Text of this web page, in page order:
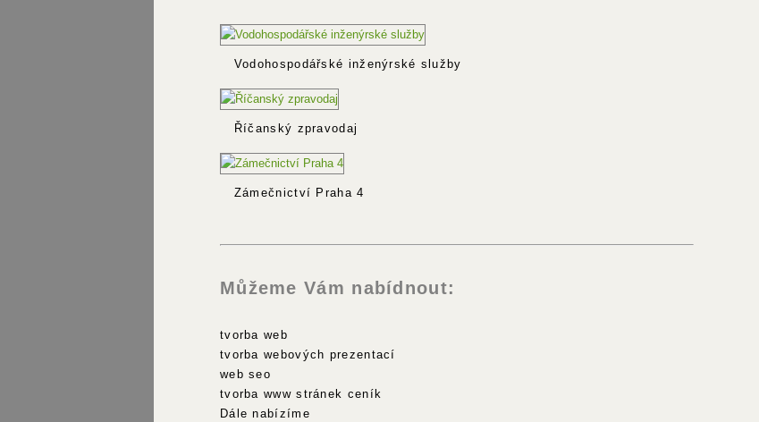
Vodohospodářské inženýrské služby
Říčanský zpravodaj
Zámečnictví Praha 4
Můžeme Vám nabídnout:
tvorba web
tvorba webových prezentací
web seo
tvorba www stránek ceník
Dále nabízíme